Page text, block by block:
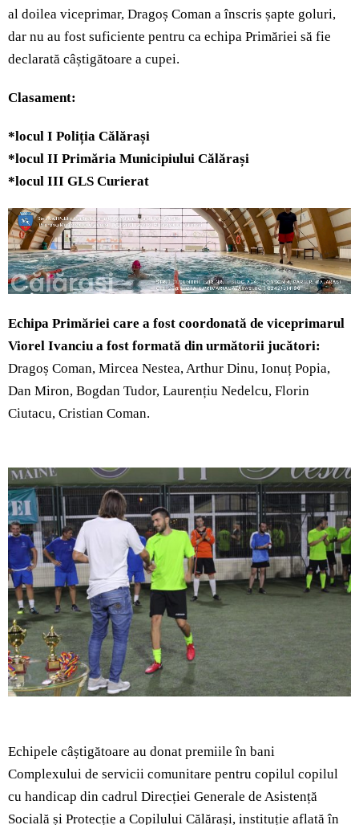
al doilea viceprimar, Dragoș Coman a înscris șapte goluri,
dar nu au fost suficiente pentru ca echipa Primăriei să fie
declarată câștigătoare a cupei.
Clasament:
*locul I Poliția Călărași
*locul II Primăria Municipiului Călărași
*locul III GLS Curierat
Echipa Primăriei care a fost coordonată de viceprimarul
Viorel Ivanciu a fost formată din următorii jucători:
Dragoș Coman, Mircea Nestea, Arthur Dinu, Ionuț Popia,
Dan Miron, Bogdan Tudor, Laurențiu Nedelcu, Florin
Ciutacu, Cristian Coman.
Echipele câștigătoare au donat premiile în bani
Complexului de servicii comunitare pentru copilul copilul
cu handicap din cadrul Direcției Generale de Asistență
Socială și Protecție a Copilului Călărași, instituție aflată în